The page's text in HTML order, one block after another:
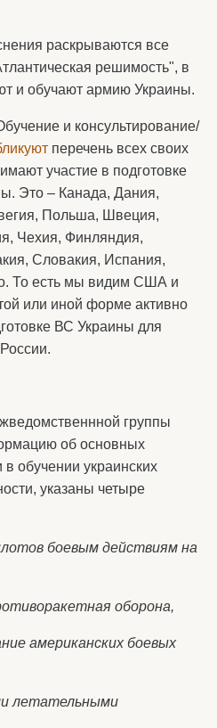
раскрываются все
решимость", в
и обучают армию Украины.
и консультирование/
перечень всех своих
участие в подготовке
Это – Канада, Дания,
Польша, Швеция,
Чехия, Финляндия,
Словакия, Испания,
То есть мы видим США и
или иной форме активно
ВС Украины для
группы
об основных
обучении украинских
указаны четыре
боевым действиям на
оборона,
американских боевых
летательными